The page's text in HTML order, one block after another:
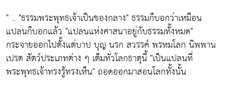
" .. "ธรรมพระพุทธเจ้าเป็นของกลาง"ธรรมก็บอกว่าเหมือน
แปลนก็บอกแล้ว "แปลนแห่งศาสนาอยู่กับธรรมทั้งหมด"
กระจายออกไปตั้งแต่บาป บุญ นรก สวรรค์ พรหมโลก นิพพาน
เปรต สัตว์ประเภทต่าง ๆ เต็มทั่วโลกธาตุนี้ "เป็นแปลนที่
พระพุทธเจ้าทรงรู้ทรงเห็น"ถอดออกมาสอนโลกทั้งนั้น